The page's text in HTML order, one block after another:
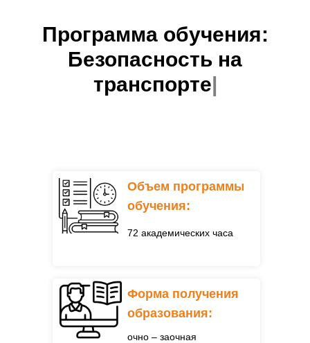
Программа обучения:
Безопасность на
транспорте|
72 академических часа
Объем программы
обучения:
очно – заочная
Форма получения
образования: